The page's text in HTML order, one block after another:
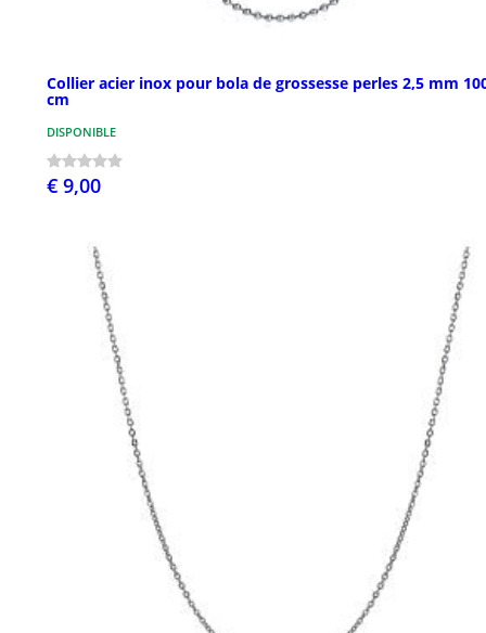
Collier acier inox pour bola de grossesse perles 2,5 mm
cm
DISPONIBLE
€ 9,00